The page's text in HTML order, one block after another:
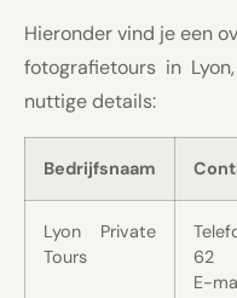
Hieronder vind je een
fotografietours in
nuttige details:
Bedrijfsnaam
Lyon Private
Tours
62
E-